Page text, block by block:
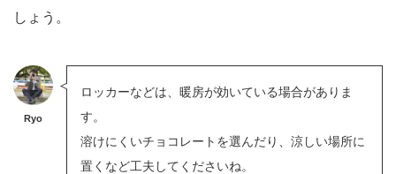
しょう。
Ryo
ロッカーなどは、暖房が効いている場合がありま
す。
溶けにくいチョコレートを選んだり、涼しい場所に
置くなど工夫してくださいね。